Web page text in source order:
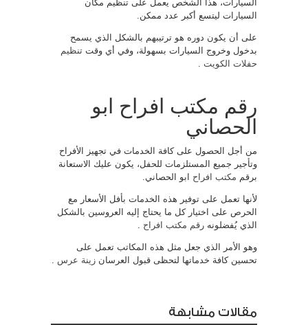
السيارات، هذا الشخص يعمل على تنظيم مكان
السيارات ليتسع أكبر عدد ممكن.
على أن يكون دوره هو ترتيبهم بالشكل الذي يسمح
بدخول وخروج السيارات بسهولة، وفي أي وقت تنظيم
حفلات الكويت
رقم مكتب افراح ابو
الحصاني
من أجل الحصول على كافة الخدمات في تجهيز الأفراح
وتأجير جميع المستلزمات للحفل، يكون عليك الاستعانة
برقم مكتب افراح ابو الحصاني.
لأنها تعمل على توفير هذه الخدمات بأفل الأسعار مع
الحرص على اختيار كل ما يحتاج إليه العروسين بالشكل
الذي يُفضلونه رقم مكتب افراح
وهو الأمر الذي جعل مثل هذه المكاتب تعمل على
تحسين كافة خدماتها لتحظى قبول العرسان زينة عرس
مقالات مشابهة